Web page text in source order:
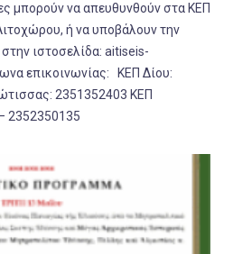
μπορούν να απευθυνθούν στα ΚΕΠ
ή να υποβάλουν την
ιστοσελίδα: aitiseis-
επικοινωνίας: ΚΕΠ Δίου:
2351352403 ΚΕΠ
2352350135